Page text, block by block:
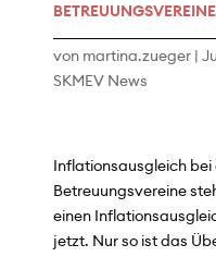
von martina.zueger |
SKMEV News
Inflationsausgleich
Betreuungsvereine
einen
jetzt. Nur so ist das